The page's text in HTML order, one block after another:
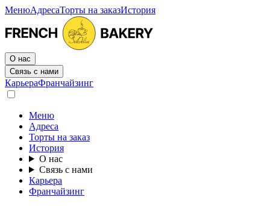
МенюАдресаТорты на заказИстория
О нас
Связь с нами
КарьераФранчайзинг
Меню
Адреса
Торты на заказ
История
О нас
Связь с нами
Карьера
Франчайзинг